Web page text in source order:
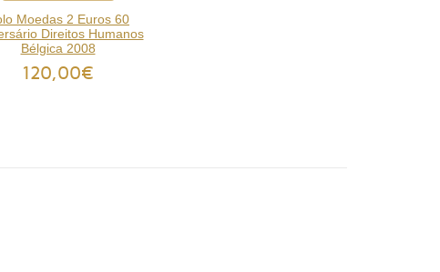
Moedas 2 Euros 60
Direitos Humanos
Bélgica 2008
120,00€